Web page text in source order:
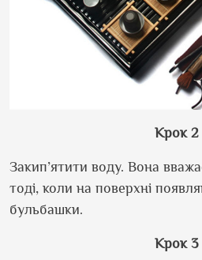
Крок 2
Закип’ятити воду. Вона
тоді, коли на поверхні
бульбашки.
Крок 3